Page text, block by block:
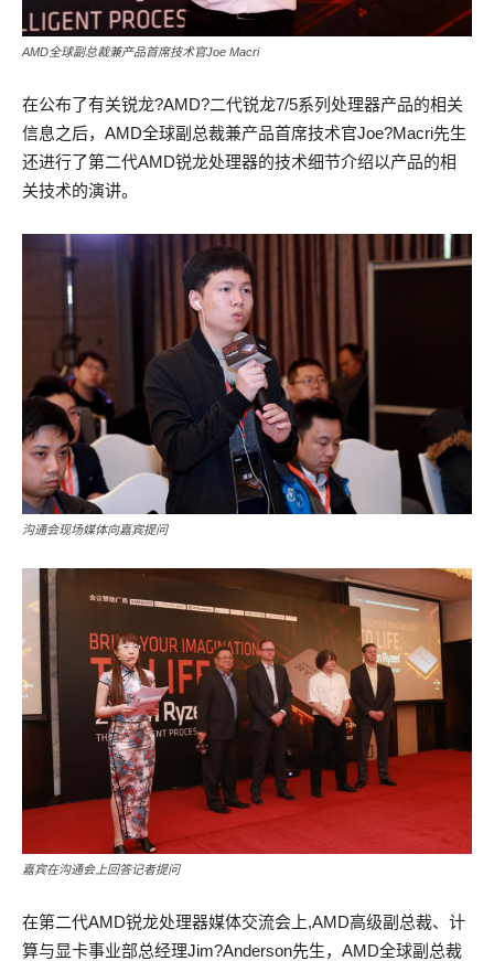
AMD全球副总裁兼产品首席技术官Joe Macri
在公布了有关锐龙?AMD?二代锐龙7/5系列处理器产品的相关
信息之后，AMD全球副总裁兼产品首席技术官Joe?Macri先生
还进行了第二代AMD锐龙处理器的技术细节介绍以产品的相
关技术的演讲。
沟通会现场媒体向嘉宾提问
嘉宾在沟通会上回答记者提问
在第二代AMD锐龙处理器媒体交流会上,AMD高级副总裁、计
算与显卡事业部总经理Jim?Anderson先生，AMD全球副总裁